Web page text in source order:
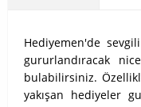
Hediyemen'de
gururlandıracak
bulabilirsiniz.
yakışan hediyeler